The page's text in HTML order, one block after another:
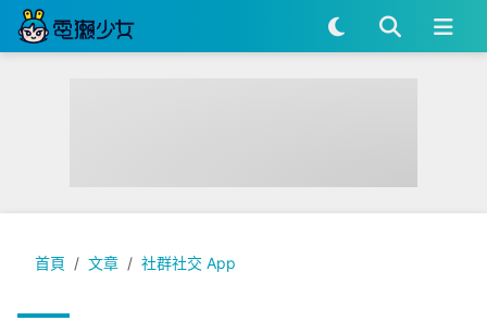
首頁 文章 社群社交 App
一夕爆紅！『 ZEPETO 』最近在IG上狂洗版的超紅3D虛擬人